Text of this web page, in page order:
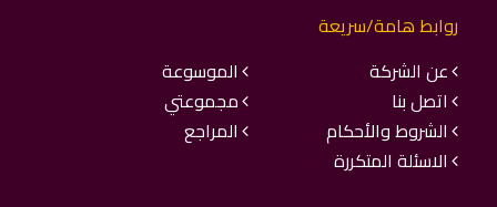
روابط هامة/سريعة
عن الشركة
الموسوعة
اتصل بنا
مجموعتي
الشروط والأحكام
المراجع
الاسئلة المتكررة